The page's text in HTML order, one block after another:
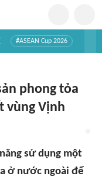
#ASEAN Cup 2026
phong tỏa
vùng Vịnh
sử dụng một
ở nước ngoài để